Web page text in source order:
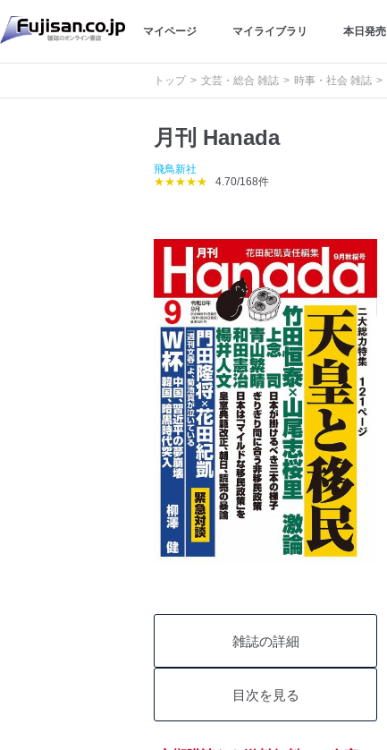
マイページ マイライブラリ 本日発売
トップ 文芸・総合 雑誌 時事・社会 雑誌
月刊 Hanada
飛鳥新社
★★★★★
4.70/168件
雑誌の詳細
目次を見る